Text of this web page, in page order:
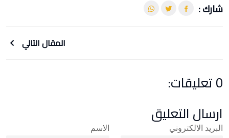
شارك :
المقال التالي
0 تعليقات:
ارسال التعليق
الاسم البريد الالكتروني